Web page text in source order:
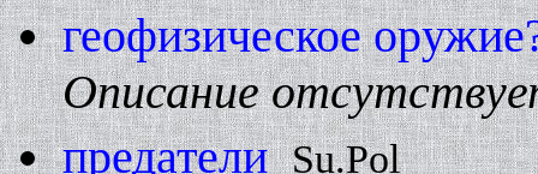
геофизическое
Описание
пpедатели Su.Pol